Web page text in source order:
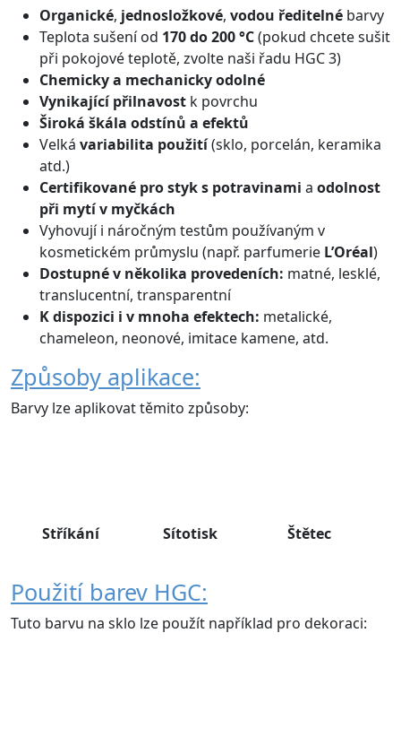
Organické, jednosložkové, vodou ředitelné barvy
Teplota sušení od 170 do 200 °C(pokud chcete sušit
při pokojové teplotě, zvolte naši řadu HGC 3)
Chemicky a mechanicky odolné
Vynikající přilnavost k povrchu
Široká škála odstínů a efektů
Velká variabilita použití(sklo, porcelán, keramika
atd.)
Certifikované pro styk s potravinami a odolnost
při mytí v myčkách
Vyhovují i náročným testům používaným v
kosmetickém průmyslu (např. parfumerie L’Oréal)
Dostupné v několika provedeních: matné, lesklé,
translucentní, transparentní
K dispozici i v mnoha efektech: metalické,
chameleon, neonové, imitace kamene, atd.
Způsoby aplikace:
Barvy lze aplikovat těmito způsoby:
Stříkání Sítotisk Štětec
Použití barev HGC:
Tuto barvu na sklo lze použít například pro dekoraci: